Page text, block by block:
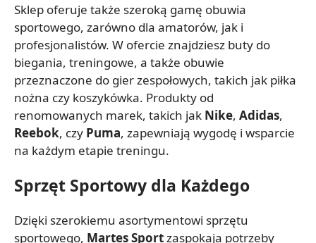
Sklep oferuje także szeroką gamę obuwia
sportowego, zarówno dla amatorów, jak i
profesjonalistów. W ofercie znajdziesz buty do
biegania, treningowe, a także obuwie
przeznaczone do gier zespołowych, takich jak piłka
nożna czy koszykówka. Produkty od
renomowanych marek, takich jak Nike, Adidas,
Reebok, czy Puma, zapewniają wygodę i wsparcie
na każdym etapie treningu.
Sprzęt Sportowy dla Każdego
Dzięki szerokiemu asortymentowi sprzętu
sportowego, Martes Sportzaspokaja potrzeby